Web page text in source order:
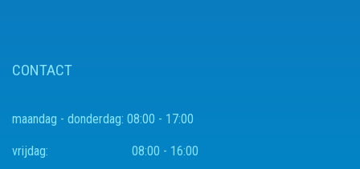
CONTACT
maandag - donderdag: 08:00 - 17:00
vrijdag: 08:00 - 16:00